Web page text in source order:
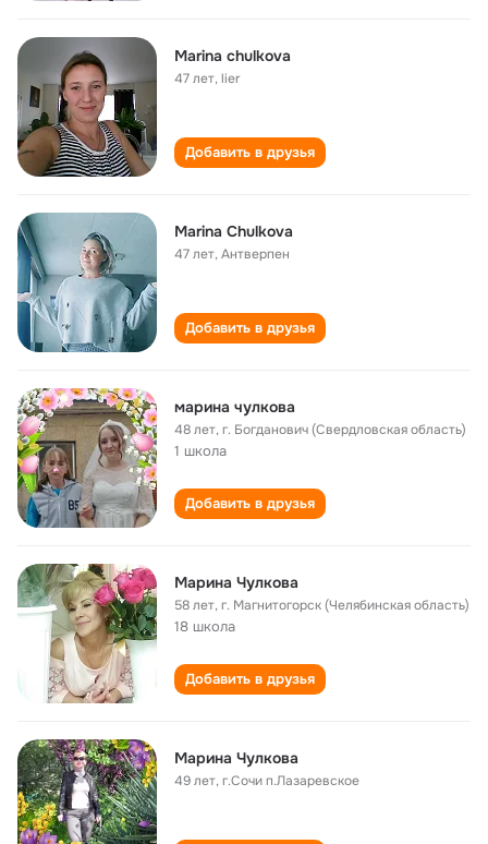
Marina chulkova
47 лет,lier
Добавить в друзья
Marina Chulkova
47 лет,Антверпен
Добавить в друзья
марина чулкова
48 лет,г. Богданович (Свердловская область)
1 школа
Добавить в друзья
Марина Чулкова
58 лет,г. Магнитогорск (Челябинская область)
18 школа
Добавить в друзья
Марина Чулкова
49 лет,г.Сочи п.Лазаревское